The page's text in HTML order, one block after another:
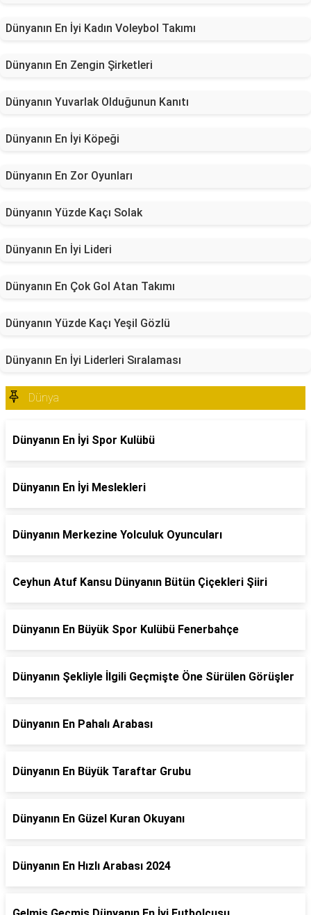
Dünyanın En İyi Kadın Voleybol Takımı
Dünyanın En Zengin Şirketleri
Dünyanın Yuvarlak Olduğunun Kanıtı
Dünyanın En İyi Köpeği
Dünyanın En Zor Oyunları
Dünyanın Yüzde Kaçı Solak
Dünyanın En İyi Lideri
Dünyanın En Çok Gol Atan Takımı
Dünyanın Yüzde Kaçı Yeşil Gözlü
Dünyanın En İyi Liderleri Sıralaması
Dünya
Dünyanın En İyi Spor Kulübü
Dünyanın En İyi Meslekleri
Dünyanın Merkezine Yolculuk Oyuncuları
Ceyhun Atuf Kansu Dünyanın Bütün Çiçekleri Şiiri
Dünyanın En Büyük Spor Kulübü Fenerbahçe
Dünyanın Şekliyle İlgili Geçmişte Öne Sürülen Görüşler
Dünyanın En Pahalı Arabası
Dünyanın En Büyük Taraftar Grubu
Dünyanın En Güzel Kuran Okuyanı
Dünyanın En Hızlı Arabası 2024